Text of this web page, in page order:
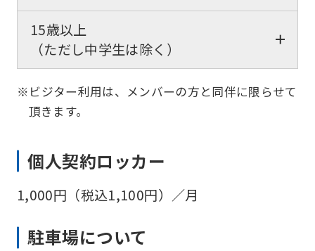
15歳以上
（ただし中学生は除く）
※ビジター利用は、メンバーの方と同伴に限らせて
頂きます。
個人契約ロッカー
1,000円（税込1,100円）／月
駐車場について